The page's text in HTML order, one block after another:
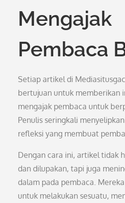
Mengajak
Pembaca
Setiap artikel di
bertujuan untuk memberikan
mengajak pembaca untuk
Penulis seringkali
refleksi yang membuat
Dengan cara ini, artikel tidak
dan dilupakan, tapi juga
dalam pada pembaca.
untuk melakukan sesuatu,